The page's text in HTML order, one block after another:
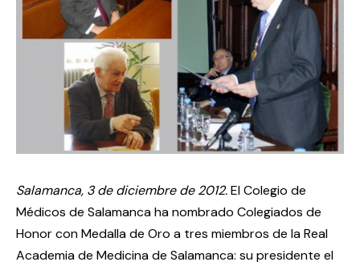
Salamanca, 3 de diciembre de 2012.El Colegio de
Médicos de Salamanca ha nombrado Colegiados de
Honor con Medalla de Oro a tres miembros de la Real
Academia de Medicina de Salamanca: su presidente el